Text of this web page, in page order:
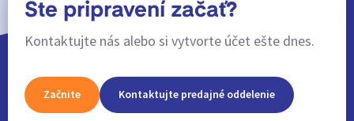
Ste pripravení začať?
Kontaktujte nás alebo si vytvorte účet ešte dnes.
Začnite Kontaktujte predajné oddelenie